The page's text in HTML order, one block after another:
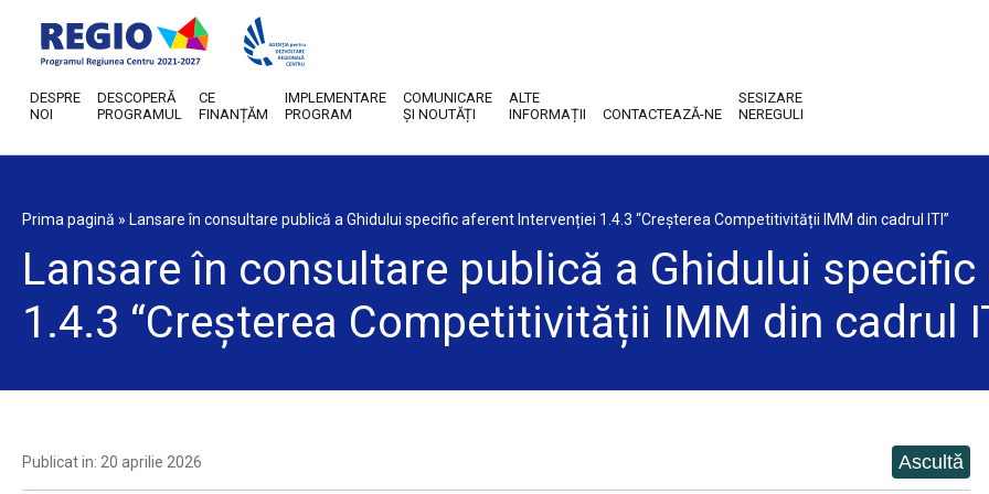
DESPRE
NOI
DESCOPERĂ
PROGRAMUL
CE
FINANȚĂM
IMPLEMENTARE
PROGRAM
COMUNICARE
ȘI NOUTĂȚI
ALTE
INFORMAȚII
CONTACTEAZĂ-NE
SESIZARE
NEREGULI
Prima pagină » Lansare în consultare publică a Ghidului specific aferent Intervenției 1.4.3 “Creșterea Competitivității IMM din cadrul ITI”
Lansare în consultare publică a Ghidului
1.4.3 “Creșterea Competitivității IMM din cadrul
Publicat in: 20 aprilie 2026